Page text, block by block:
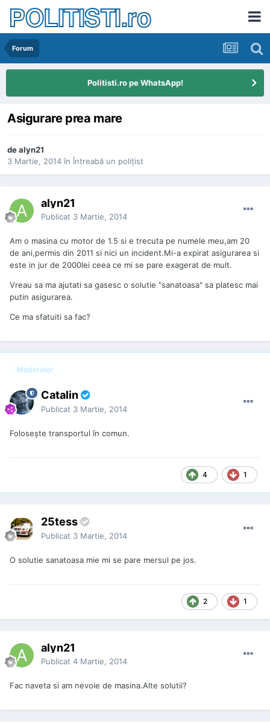
POLITISTI.ro
Forum
Politisti.ro pe WhatsApp!
Asigurare prea mare
dealyn21
3 Martie, 2014 în Întreabă un poliţist
alyn21
Publicat 3 Martie, 2014
Am o masina cu motor de 1.5 si e trecuta pe numele meu,am 20
de ani,permis din 2011 si nici un incident.Mi-a expirat asigurarea si
este in jur de 2000lei ceea ce mi se pare exagerat de mult.
Vreau sa ma ajutati sa gasesc o solutie "sanatoasa" sa platesc mai
putin asigurarea.
Ce ma sfatuiti sa fac?
Moderator
Catalin
Publicat 3 Martie, 2014
Foloseşte transportul în comun.
4 1
25tess
Publicat 3 Martie, 2014
O solutie sanatoasa mie mi se pare mersul pe jos.
2 1
alyn21
Publicat 4 Martie, 2014
Fac naveta si am nevoie de masina.Alte solutii?